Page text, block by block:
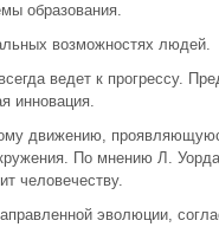
образования.
возможностях людей.
ведет к прогрессу.
инновация.
движению,
По мнению Л.
человечеству.
эволюции,